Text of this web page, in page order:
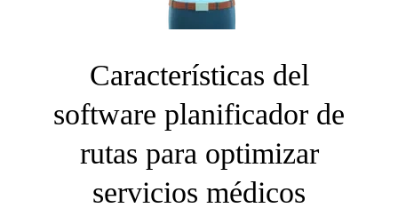
Características del
software planificador de
rutas para optimizar
servicios médicos